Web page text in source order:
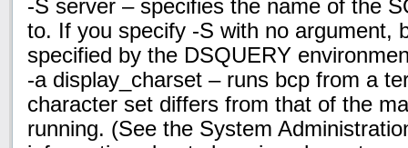
-S server – specifies the name of the
to. If you specify -S with no argument,
specified by the DSQUERY
-a display_charset – runs bcp from a
character set differs from that of the
running. (See the System